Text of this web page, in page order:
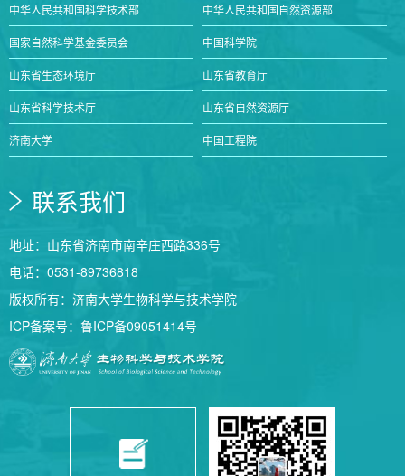
中华人民共和国科学技术部 中华人民共和国自然资源部
国家自然科学基金委员会 中国科学院
山东省生态环境厅 山东省教育厅
山东省科学技术厅 山东省自然资源厅
济南大学 中国工程院
联系我们
地址：山东省济南市南辛庄西路336号
电话：0531-89736818
版权所有：济南大学生物科学与技术学院
ICP备案号：鲁ICP备09051414号